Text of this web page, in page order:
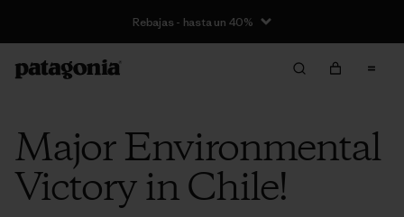
Rebajas - hasta un 40%
Major Environmental
Victory in Chile!